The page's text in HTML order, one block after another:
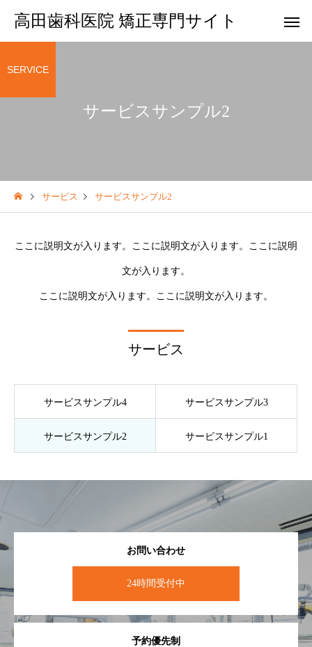
高田歯科医院 矯正専門サイト
サービスサンプル2
SERVICE
サービス サービスサンプル2
ここに説明文が入ります。ここに説明文が入ります。ここに説明
文が入ります。
ここに説明文が入ります。ここに説明文が入ります。
サービス
サービスサンプル4 サービスサンプル3
サービスサンプル2 サービスサンプル1
お問い合わせ
24時間受付中
予約優先制